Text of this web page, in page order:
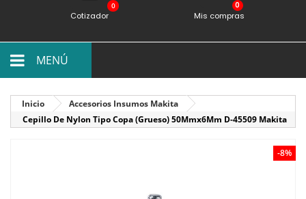
0
Cotizador Mis compras
MENÚ
Inicio
Accesorios Insumos Makita
Cepillo De Nylon Tipo Copa (Grueso) 50Mmx6Mm D-45509 Makita
-8%